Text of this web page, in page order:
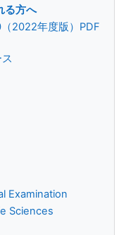
る方へ
2022年度版）PDF
Examination
Sciences